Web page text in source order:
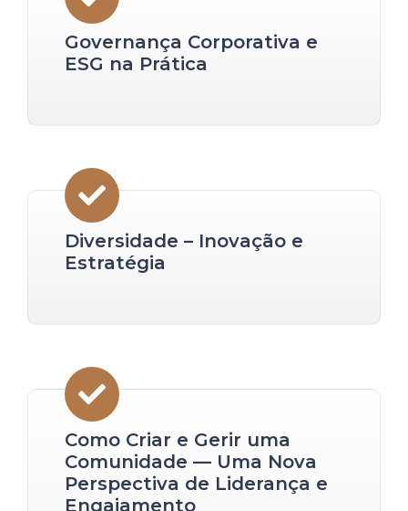
Governança Corporativa e
ESG na Prática
Diversidade – Inovação e
Estratégia
Como Criar e Gerir uma
Comunidade — Uma Nova
Perspectiva de Liderança e
Engajamento